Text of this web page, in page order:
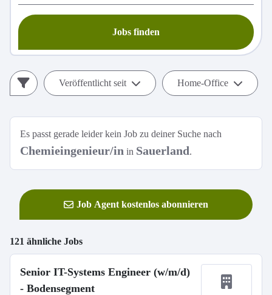
Jobs finden
Veröffentlicht seit Home-Office
Es passt gerade leider kein Job zu deiner Suche nach
Chemieingenieur/in in Sauerland.
Job Agent kostenlos abonnieren
121 ähnliche Jobs
Senior IT-Systems Engineer (w/m/d)
- Bodensegment